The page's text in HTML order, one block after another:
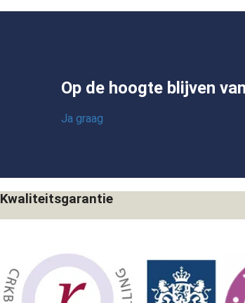
Op de hoogte blijven
Ja graag
Kwaliteitsgarantie